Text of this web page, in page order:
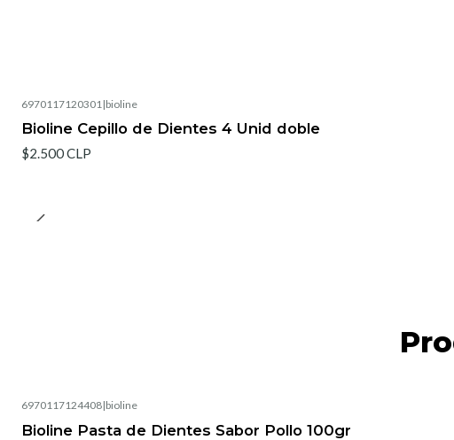
6970117120301|bioline
Bioline Cepillo de Dientes 4 Unid doble
$2.500 CLP
6970117124408|bioline
Bioline Pasta de Dientes Sabor Pollo 100gr